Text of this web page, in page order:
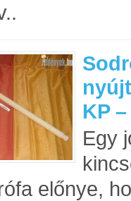
KP
Egy
előnye,